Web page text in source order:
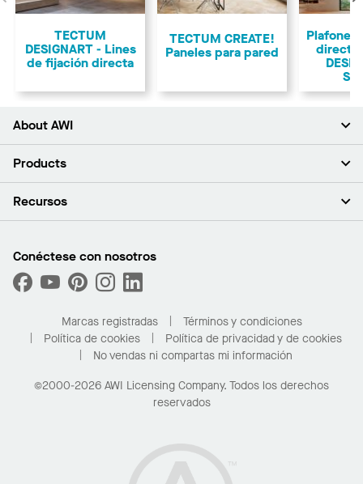
Anterior
TECTUM
DESIGNART - Lines
de fijación directa
TECTUM CREATE!
Paneles para pared
Plafones
directa
About AWI
Acerca de nosotros
Sala de prensa
¿Cuáles son mis opciones de compra?
Products
Plafones
Capacidades personalizadas
Desempeño
Recursos
Buscar un distribuidor
Solicitar muestras
Compre en línea con Kanopi
Para el hogar
Conéctese con nosotros
Marcas registradas
Términos y condiciones
Política de cookies
Política de privacidad y de cookies
No vendas ni compartas mi información
©2000-2026 AWI Licensing Company. Todos los derechos
reservados